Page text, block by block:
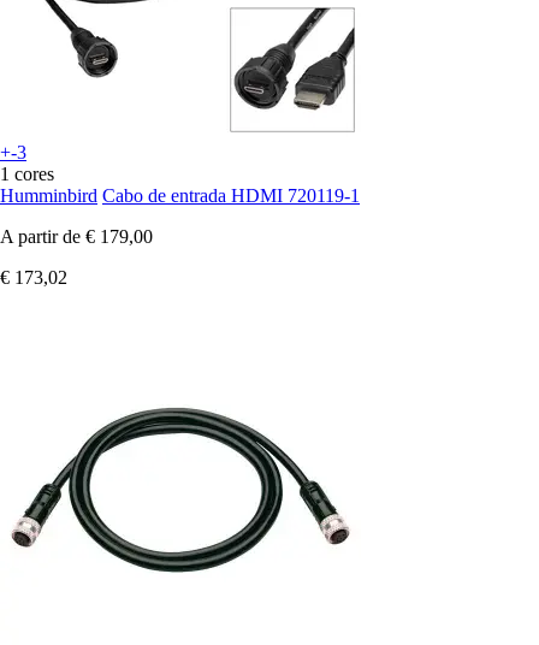
+-3
1 cores
Humminbird Cabo de entrada HDMI 720119-1
A partir de € 179,00
€ 173,02